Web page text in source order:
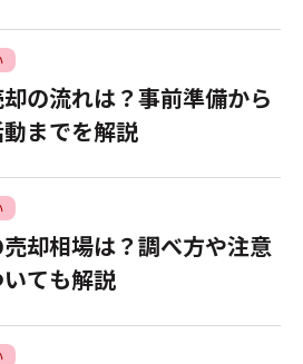
の流れは？事前準備から
までを解説
却相場は？調べ方や注意
ても解説